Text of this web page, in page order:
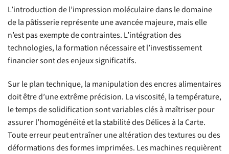
L’introduction de l’impression moléculaire dans le domaine
de la pâtisserie représente une avancée majeure, mais elle
n’est pas exempte de contraintes. L’intégration des
technologies, la formation nécessaire et l’investissement
financier sont des enjeux significatifs.
Sur le plan technique, la manipulation des encres alimentaires
doit être d’une extrême précision. La viscosité, la température,
le temps de solidification sont variables clés à maîtriser pour
assurer l’homogénéité et la stabilité des Délices à la Carte.
Toute erreur peut entraîner une altération des textures ou des
déformations des formes imprimées. Les machines requièrent